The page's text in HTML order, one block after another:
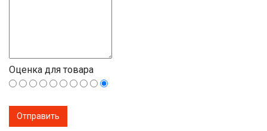
Оценка для товара